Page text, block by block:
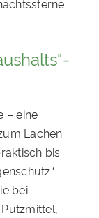
– eine
Lachen
bis
“
bei